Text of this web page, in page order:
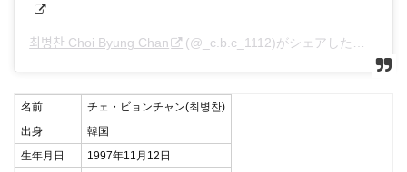
최병찬 Choi Byung Chan (@_c.b.c_1112)がシェアした投稿 –
名前
チェ・ビョンチャン(최병찬)
出身
韓国
生年月日
1997年11月12日